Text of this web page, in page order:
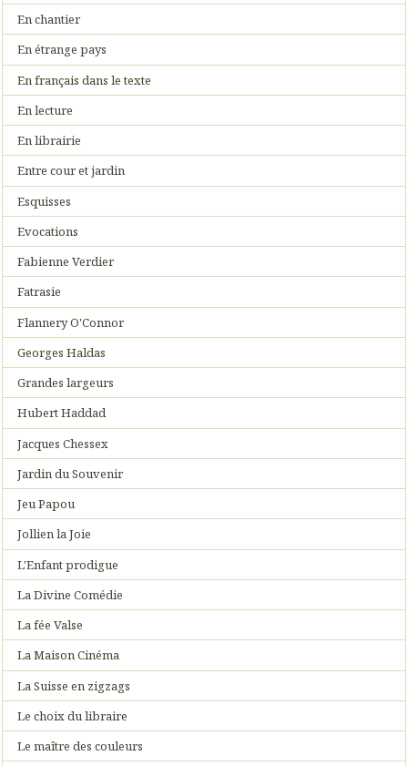
En chantier
En étrange pays
En français dans le texte
En lecture
En librairie
Entre cour et jardin
Esquisses
Evocations
Fabienne Verdier
Fatrasie
Flannery O'Connor
Georges Haldas
Grandes largeurs
Hubert Haddad
Jacques Chessex
Jardin du Souvenir
Jeu Papou
Jollien la Joie
L'Enfant prodigue
La Divine Comédie
La fée Valse
La Maison Cinéma
La Suisse en zigzags
Le choix du libraire
Le maître des couleurs